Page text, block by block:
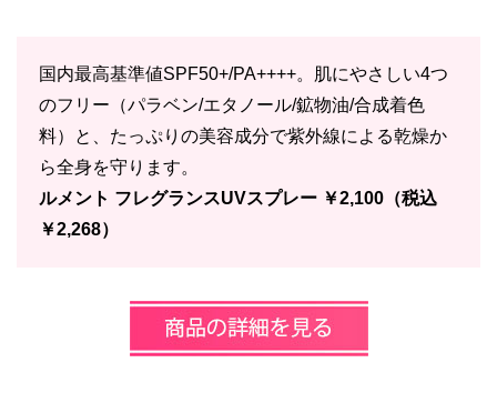
国内最高基準値SPF50+/PA++++。肌にやさしい4つ
のフリー（パラベン/エタノール/鉱物油/合成着色
料）と、たっぷりの美容成分で紫外線による乾燥か
ら全身を守ります。
ルメント フレグランスUVスプレー ￥2,100（税込
￥2,268）